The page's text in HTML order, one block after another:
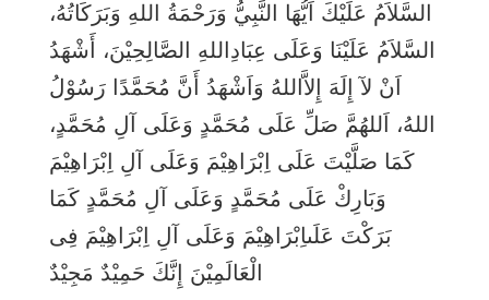
السَّلاَمُ عَلَيْكَ اَيُّهَا النَّبِيُّ وَرَحْمَةُ اللهِ وَبَرَكَاتُهُ،
السَّلاَمُ عَلَيْنَا وَعَلَى عِبَادِاللهِ الصَّالِحِيْنَ، أَشْهَدُ
اَنْ لآ إِلَهَ إِلاَّاللهُ وَاَشْهَدُ أَنَّ مُحَمَّدًا رَسُوْلُ
اللهُ، اَللهُمَّ صَلِّ عَلَى مُحَمَّدٍ وَعَلَى آلِ مُحَمَّدٍ،
كَمَا صَلَّيْتَ عَلَى اِبْرَاهِيْمَ وَعَلَى آلِ اِبْرَاهِيْمَ
وَبَارِكْ عَلَى مُحَمَّدٍ وَعَلَى آلِ مُحَمَّدٍ كَمَا
بَرَكْتَ عَلَىاِبْرَاهِيْمَ وَعَلَى آلِ اِبْرَاهِيْمَ فِى
الْعَالَمِيْنَ إِنَّكَ حَمِيْدٌ مَجِيْدٌ